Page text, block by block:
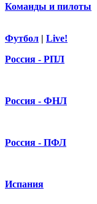
Команды и пилоты
Футбол | Live!
Россия - РПЛ
Россия - ФНЛ
Россия - ПФЛ
Испания